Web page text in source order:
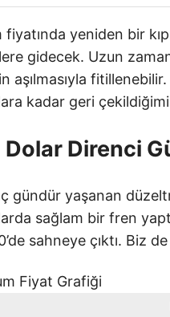
fiyatında yeniden bir
gidecek. Uzun
aşılmasıyla
kadar geri
Direnci
gündür yaşanan
sağlam bir fren
sahneye çıktı. Biz